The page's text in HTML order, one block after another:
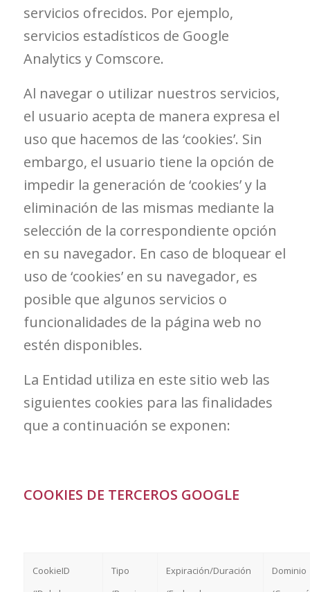
servicios ofrecidos. Por ejemplo,
servicios estadísticos de Google
Analytics y Comscore.
Al navegar o utilizar nuestros servicios,
el usuario acepta de manera expresa el
uso que hacemos de las ‘cookies’. Sin
embargo, el usuario tiene la opción de
impedir la generación de ‘cookies’ y la
eliminación de las mismas mediante la
selección de la correspondiente opción
en su navegador. En caso de bloquear el
uso de ‘cookies’ en su navegador, es
posible que algunos servicios o
funcionalidades de la página web no
estén disponibles.
La Entidad utiliza en este sitio web las
siguientes cookies para las finalidades
que a continuación se exponen:
COOKIES DE TERCEROS GOOGLE
CookieID
Tipo
Expiración/Duración
Dominio